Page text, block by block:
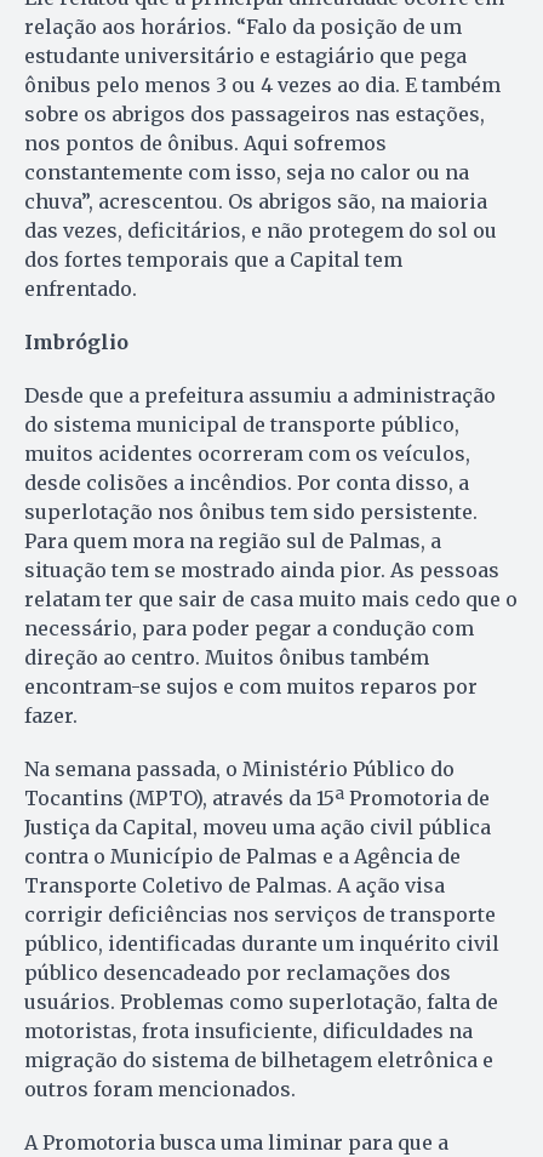
relação aos horários. “Falo da posição de um
estudante universitário e estagiário que pega
ônibus pelo menos 3 ou 4 vezes ao dia. E também
sobre os abrigos dos passageiros nas estações,
nos pontos de ônibus. Aqui sofremos
constantemente com isso, seja no calor ou na
chuva”, acrescentou. Os abrigos são, na maioria
das vezes, deficitários, e não protegem do sol ou
dos fortes temporais que a Capital tem
enfrentado.
Imbróglio
Desde que a prefeitura assumiu a administração
do sistema municipal de transporte público,
muitos acidentes ocorreram com os veículos,
desde colisões a incêndios. Por conta disso, a
superlotação nos ônibus tem sido persistente.
Para quem mora na região sul de Palmas, a
situação tem se mostrado ainda pior. As pessoas
relatam ter que sair de casa muito mais cedo que o
necessário, para poder pegar a condução com
direção ao centro. Muitos ônibus também
encontram-se sujos e com muitos reparos por
fazer.
Na semana passada, o Ministério Público do
Tocantins (MPTO), através da 15ª Promotoria de
Justiça da Capital, moveu uma ação civil pública
contra o Município de Palmas e a Agência de
Transporte Coletivo de Palmas. A ação visa
corrigir deficiências nos serviços de transporte
público, identificadas durante um inquérito civil
público desencadeado por reclamações dos
usuários. Problemas como superlotação, falta de
motoristas, frota insuficiente, dificuldades na
migração do sistema de bilhetagem eletrônica e
outros foram mencionados.
A Promotoria busca uma liminar para que a